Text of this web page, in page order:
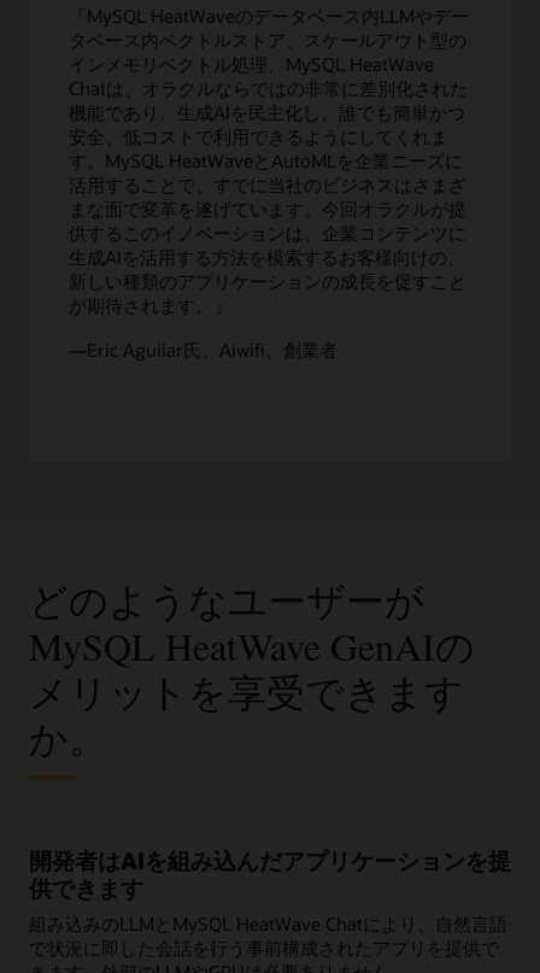
「MySQL HeatWaveのデータベース内LLMやデー
タベース内ベクトルストア、スケールアウト型の
インメモリベクトル処理、MySQL HeatWave
Chatは、オラクルならではの非常に差別化された
機能であり、生成AIを民主化し、誰でも簡単かつ
安全、低コストで利用できるようにしてくれま
す。MySQL HeatWaveとAutoMLを企業ニーズに
活用することで、すでに当社のビジネスはさまざ
まな面で変革を遂げています。今回オラクルが提
供するこのイノベーションは、企業コンテンツに
生成AIを活用する方法を模索するお客様向けの、
新しい種類のアプリケーションの成長を促すこと
が期待されます。」
—Eric Aguilar氏、Aiwifi、創業者
どのようなユーザーが
MySQL HeatWave GenAIの
メリットを享受できます
か。
開発者はAIを組み込んだアプリケーションを提
供できます
組み込みのLLMとMySQL HeatWave Chatにより、自然言語
で状況に即した会話を行う事前構成されたアプリを提供で